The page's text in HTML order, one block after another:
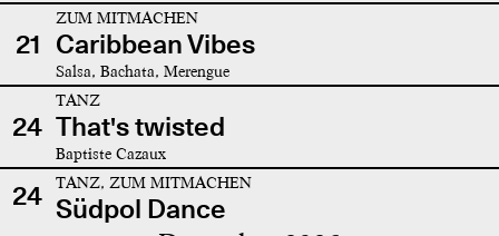
21
ZUM MITMACHEN
Caribbean Vibes
Salsa, Bachata, Merengue
24
TANZ
That's twisted
Baptiste Cazaux
24 TANZ, ZUM MITMACHEN
Südpol Dance